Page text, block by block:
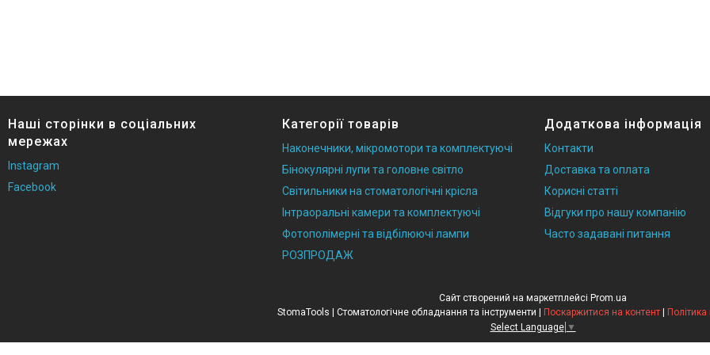
Наші сторінки в соціальних
мережах
Instagram
Facebook
Категорії товарів
Наконечники, мікромотори та комплектуючі
Бінокулярні лупи та головне світло
Світильники на стоматологічні крісла
Інтраоральні камери та комплектуючі
Фотополімерні та відбілюючі лампи
РОЗПРОДАЖ
Додаткова інформація
Контакти
Доставка та оплата
Корисні статті
Відгуки про нашу компанію
Часто задавані питання
Сайт створений на маркетплейсі Prom.ua
Поскаржитися на контент
Select Language ▼